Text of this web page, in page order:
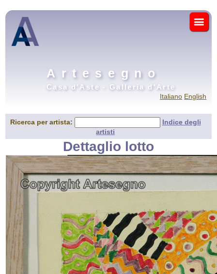
Artesegno
Casa d'Aste - Galleria d'Arte
Italiano English
Ricerca per artista:
Indice degli
artisti
Dettaglio lotto